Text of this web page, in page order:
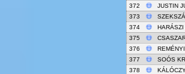
372
JUSTIN
373
374
HARÁSZI
375
376
377
SOÓS
378